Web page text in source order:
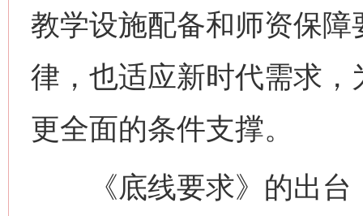
教学设施配备和师资保
律，也适应新时代需求
更全面的条件支撑。
《底线要求》的出台